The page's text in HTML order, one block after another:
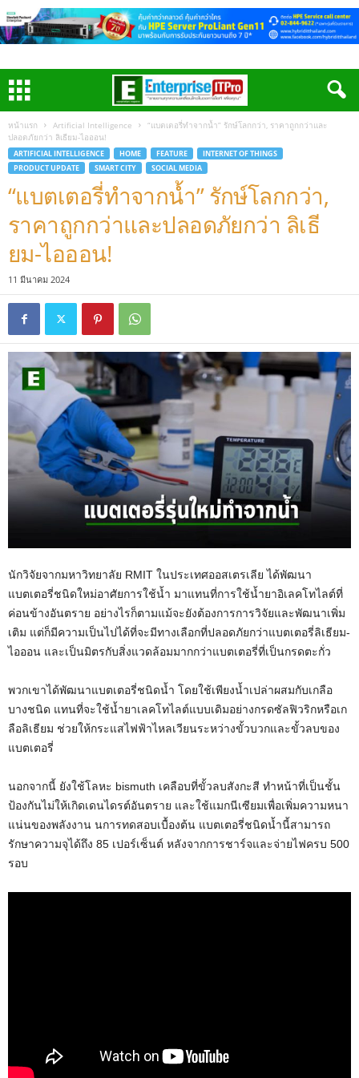
หน้าแรก Artificial Intelligence
“แบตเตอรี่ทำจากน้ำ” รักษ์โลกกว่า, ราคาถูกกว่าและ
ปลอดภัยกว่า ลิเธียม-ไอออน!
ARTIFICIAL INTELLIGENCE HOME FEATURE
INTERNET OF THINGS
PRODUCT UPDATE
SMART CITY SOCIAL MEDIA
“แบตเตอรี่ทำจากน้ำ” รักษ์โลกกว่า,
ราคาถูกกว่าและปลอดภัยกว่า ลิเธี
ยม-ไอออน!
11 มีนาคม 2024
นักวิจัยจากมหาวิทยาลัย RMIT ในประเทศออสเตรเลีย ได้พัฒนา
แบตเตอรี่ชนิดใหม่อาศัยการใช้น้ำ มาแทนที่การใช้น้ำยาอิเลคโทไลต์ที่
ค่อนข้างอันตราย อย่างไรก็ตามแม้จะยังต้องการการวิจัยและพัฒนาเพิ่ม
เติม แต่ก็มีความเป็นไปได้ที่จะมีทางเลือกที่ปลอดภัยกว่าแบตเตอรี่ลิเธียม-
ไอออน และเป็นมิตรกับสิ่งแวดล้อมมากกว่าแบตเตอรี่ที่เป็นกรดตะกั่ว
พวกเขาได้พัฒนาแบตเตอรี่ชนิดน้ำ โดยใช้เพียงน้ำเปล่าผสมกับเกลือ
บางชนิด แทนที่จะใช้น้ำยาเลคโทไลต์แบบเดิมอย่างกรดซัลฟิวริกหรือเก
ลือลิเธียม ช่วยให้กระแสไฟฟ้าไหลเวียนระหว่างขั้วบวกและขั้วลบของ
แบตเตอรี่
นอกจากนี้ ยังใช้โลหะ bismuth เคลือบที่ขั้วลบสังกะสี ทำหน้าที่เป็นชั้น
ป้องกันไม่ให้เกิดเดนไดรต์อันตราย และใช้แมกนีเซียมเพื่อเพิ่มความหนา
แน่นของพลังงาน นการทดสอบเบื้องต้น แบตเตอรี่ชนิดน้ำนี้สามารถ
รักษาความจุได้ถึง 85 เปอร์เซ็นต์ หลังจากการชาร์จและจ่ายไฟครบ 500
รอบ